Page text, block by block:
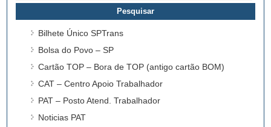
Bilhete Único SPTrans
Bolsa do Povo – SP
Cartão TOP – Bora de TOP (antigo cartão BOM)
CAT – Centro Apoio Trabalhador
PAT – Posto Atend. Trabalhador
Noticias PAT